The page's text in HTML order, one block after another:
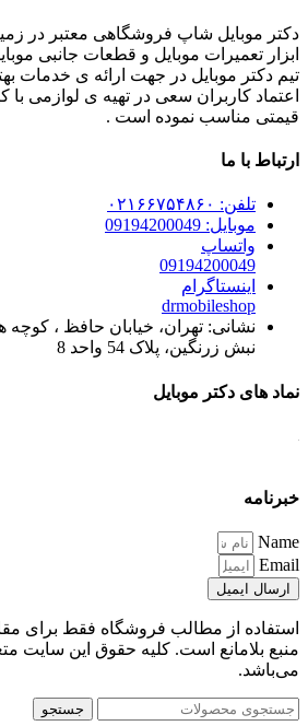
دکتر موبایل شاپ فروشگاهی معتبر در
ابزار تعمیرات موبایل و قطعات جانبی
تیم دکتر موبایل در جهت ارائه ی خدمات
اعتماد کاربران سعی در تهیه ی لوازمی با
قیمتی مناسب نموده است .
ارتباط با ما
تلفن: ۰۲۱۶۶۷۵۴۸۶۰
موبایل: 09194200049
واتساپ
09194200049
اینستاگرام
drmobileshop
نشانی: تهران، خیابان حافظ ،
نبش زرنگین، پلاک 54 واحد 8
نماد های دکتر موبایل
خبرنامه
Name
Email
ارسال ایمیل
استفاده از مطالب فروشگاه فقط برای
منبع بلامانع است. کلیه حقوق این سایت
می‌باشد.
جستجو